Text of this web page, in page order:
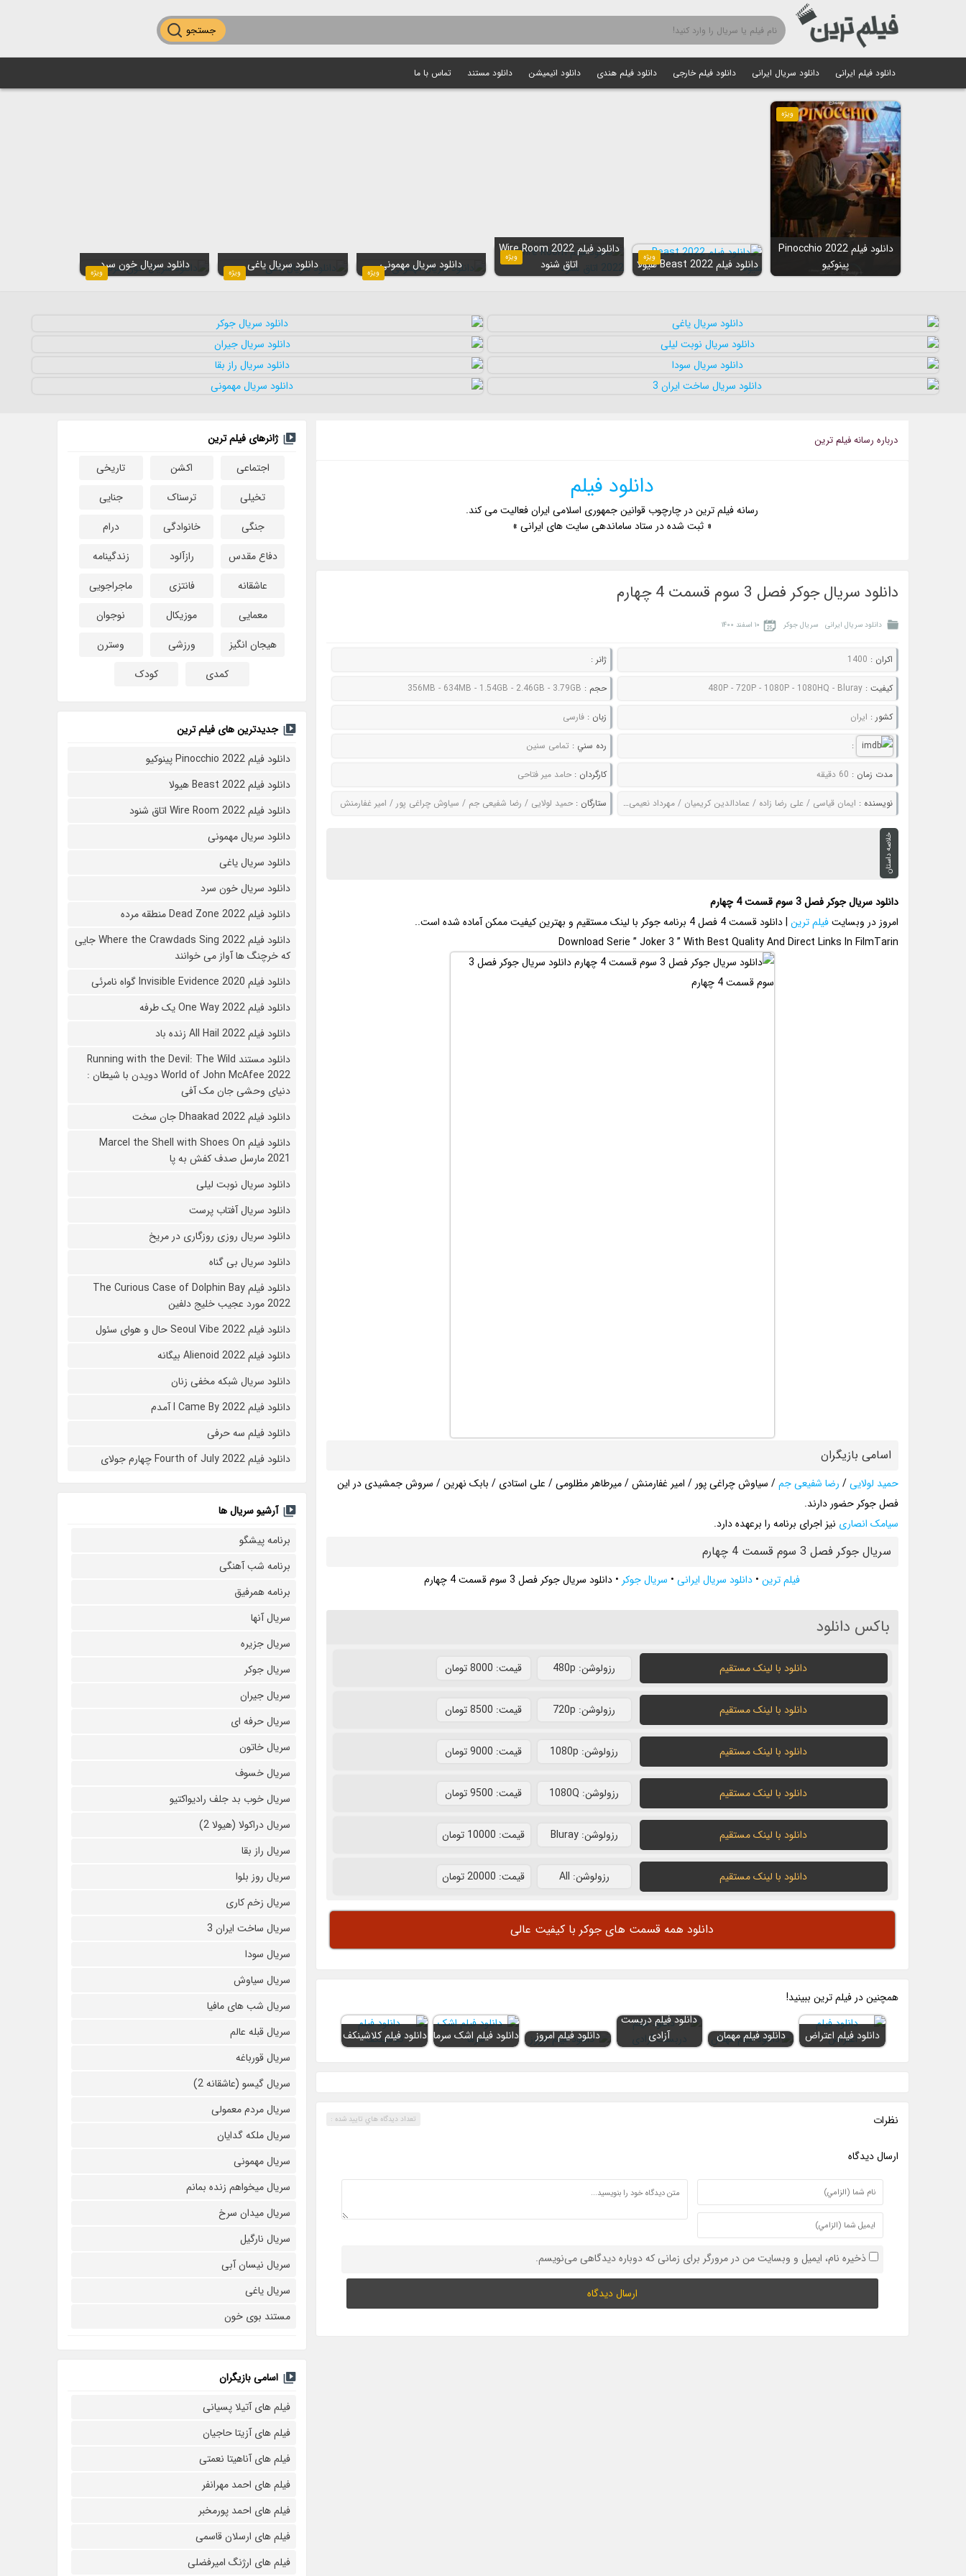
جستجو
دانلود فیلم ایرانی دانلود سریال ایرانی دانلود فیلم خارجی دانلود فیلم هندی دانلود انیمیشن دانلود مستند تماس با ما
ویژه
دانلود فیلم Pinocchio 2022
پینوکیو
ویژه دانلود فیلم Beast 2022 هیولا ویژه
دانلود فیلم Wire Room 2022
اتاق شنود
ویژه
دانلود سریال مهمونی
ویژه
دانلود سریال یاغی
ویژه
دانلود سریال خون سرد
درباره رسانه فيلم ترين
دانلود فیلم
رسانه فیلم ترین در چارچوب قوانین جمهوری اسلامی ایران فعالیت می کند.
« ثبت شده در ستاد ساماندهی سایت های ایرانی »
دانلود سریال جوکر فصل 3 سوم قسمت 4 چهارم
دانلود سریال ایرانی سریال جوکر ۱۰ اسفند ۱۴۰۰
اکران : 1400 ژانر :
کيفيت :480P - 720P - 1080P - 1080HQ - Bluray حجم : 356MB - 634MB - 1.54GB - 2.46GB - 3.79GB
کشور : ایران زبان :فارسی
: رده سني : تمامی سنین
مدت زمان : 60 دقیقه کارگردان :حامد میر فتاحی
نويسنده : ایمان قیاسی / علی رضا زاده / عمادالدین کریمیان / مهرداد نعیمی / مریم آقایی / فاطمه خوش خلق ستارگان :حمید لولایی / رضا شفیعی جم / سیاوش چراغی‌ پور / امیر غفارمنش
خلاصه داستان
دانلود سریال جوکر فصل 3 سوم قسمت 4 چهارم
امروز در وبسایتفیلم ترین | دانلود قسمت 4 فصل 4 برنامه جوکر با لینک مستقیم و بهترین کیفیت ممکن آماده شده است..
Download Serie ” Joker 3 ” With Best Quality And Direct Links In FilmTarin
اسامی بازیگران
حمید لولایی/ رضا شفیعی جم/ سیاوش چراغی‌ پور / امیر غفارمنش / میرطاهر مظلومی / علی استادی / بابک نهرین / سروش جمشیدی در این
فصل جوکر حضور دارند.
سیامک انصاری نیز اجرای برنامه را برعهده دارد.
سریال جوکر فصل 3 سوم قسمت 4 چهارم
فیلم ترین• دانلود سریال ایرانی• سریال جوکر • دانلود سریال جوکر فصل 3 سوم قسمت 4 چهارم
باکس دانلود
دانلود با لينک مستقيم رزولوشن: 480p قيمت: 8000 تومان
دانلود با لينک مستقيم رزولوشن: 720p قيمت: 8500 تومان
دانلود با لينک مستقيم رزولوشن: 1080p قيمت: 9000 تومان
دانلود با لينک مستقيم رزولوشن: 1080Q قيمت: 9500 تومان
دانلود با لينک مستقيم رزولوشن: Bluray قيمت: 10000 تومان
دانلود با لينک مستقيم رزولوشن: All قيمت: 20000 تومان
دانلود همه قسمت های جوکر با کیفیت عالی
همچنين در فيلم ترين ببينيد!
دانلود فیلم اعتراض دانلود فیلم مهمان
دانلود فیلم دربست
آزادی
دانلود فیلم امروز دانلود فیلم اشک سرما دانلود فیلم کلاشینکف
نظرات تعداد ديدگاه هاي تاييد شده :
ارسال ديدگاه
ذخیره نام، ایمیل و وبسایت من در مرورگر برای زمانی که دوباره دیدگاهی می‌نویسم.
ژانرهای فیلم ترین
اجتماعی
اکشن
تاریخی
تخیلی
ترسناک
جنایی
جنگی
خانوادگی
درام
دفاع مقدس
رازآلود
زندگینامه
عاشقانه
فانتزی
ماجراجویی
معمایی
موزیکال
نوجوان
هیجان انگیز
ورزشی
وسترن
کمدی
کودک
جدیدترین های فیلم ترین
دانلود فیلم Pinocchio 2022 پینوکیو
دانلود فیلم Beast 2022 هیولا
دانلود فیلم Wire Room 2022 اتاق شنود
دانلود سریال مهمونی
دانلود سریال یاغی
دانلود سریال خون سرد
دانلود فیلم 2022 Dead Zone منطقه مرده
دانلود فیلم Where the Crawdads Sing 2022 جایی
که خرچنگ ها آواز می خوانند
دانلود فیلم 2020 Invisible Evidence گواه نامرئی
دانلود فیلم One Way 2022 یک طرفه
دانلود فیلم All Hail 2022 زنده باد
دانلود مستند Running with the Devil: The Wild
World of John McAfee 2022 دویدن با شیطان :
دنیای وحشی جان مک آفی
دانلود فیلم Dhaakad 2022 جان سخت
دانلود فیلم Marcel the Shell with Shoes On
2021 مارسل صدف کفش به پا
دانلود سریال نوبت لیلی
دانلود سریال آفتاب پرست
دانلود سریال روزی روزگاری در مریخ
دانلود سریال بی گناه
دانلود فیلم The Curious Case of Dolphin Bay
2022 مورد عجیب خلیج دلفین
دانلود فیلم Seoul Vibe 2022 حال و هوای سئول
دانلود فیلم Alienoid 2022 بیگانه
دانلود سریال شبکه مخفی زنان
دانلود فیلم I Came By 2022 آمدم
دانلود فیلم سه حرفی
دانلود فیلم Fourth of July 2022 چهارم جولای
آرشیو سریال ها
برنامه پیشگو
برنامه شب آهنگی
برنامه همرفیق
سریال آنها
سریال جزیره
سریال جوکر
سریال جیران
سریال حرفه ای
سریال خاتون
سریال خسوف
سریال خوب بد جلف رادیواکتیو
سریال دراکولا (هیولا 2)
سریال راز بقا
سریال روز بلوا
سریال زخم کاری
سریال ساخت ایران 3
سریال سودا
سریال سیاوش
سریال شب های مافیا
سریال قبله عالم
سریال قورباغه
سریال گیسو (عاشقانه 2)
سریال مردم معمولی
سریال ملکه گدایان
سریال مهمونی
سریال میخواهم زنده بمانم
سریال میدان سرخ
سریال نارگیل
سریال نیسان آبی
سریال یاغی
مستند بوی خون
اسامی بازیگران
فیلم های آتیلا پسیانی
فیلم های آزیتا حاجیان
فیلم های آناهیتا نعمتی
فیلم های احمد مهرانفر
فیلم های احمد پورمخبر
فیلم های ارسلان قاسمی
فیلم های ارژنگ امیرفضلی